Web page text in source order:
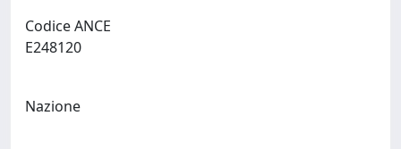
Codice ANCE
Nazione